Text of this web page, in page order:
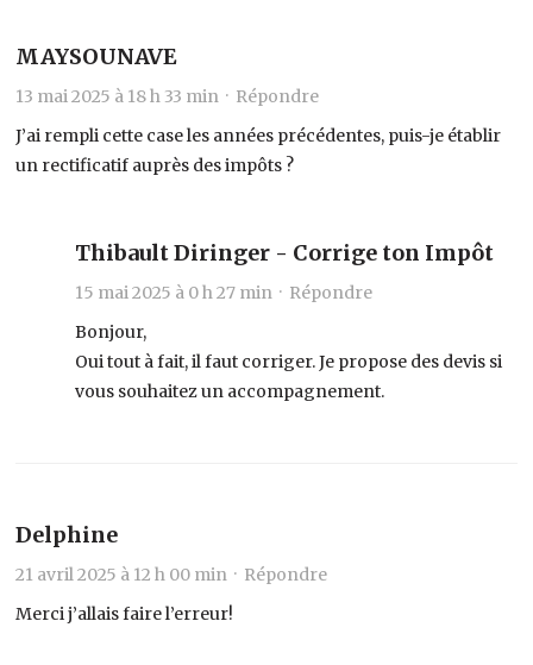
MAYSOUNAVE
13 mai 2025 à 18 h 33 min · Répondre
J’ai rempli cette case les années précédentes, puis-je établir
un rectificatif auprès des impôts ?
Thibault Diringer - Corrige ton Impôt
15 mai 2025 à 0 h 27 min · Répondre
Bonjour,
Oui tout à fait, il faut corriger. Je propose des devis si
vous souhaitez un accompagnement.
Delphine
21 avril 2025 à 12 h 00 min · Répondre
Merci j’allais faire l’erreur!